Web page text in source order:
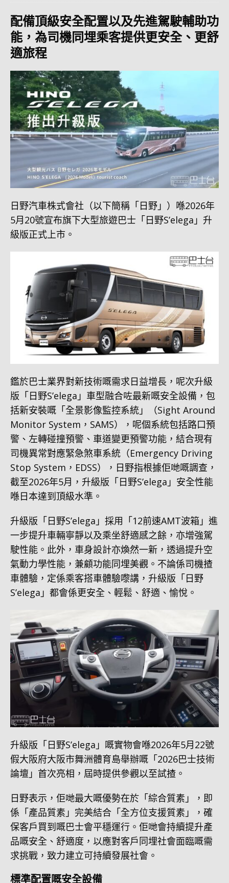
配備頂級安全配置以及先進駕駛輔助功
能，為司機同埋乘客提供更安全、更舒
適旅程
日野汽車株式會社（以下簡稱「日野」）喺2026年
5月20號宣布旗下大型旅遊巴士「日野S’elega」升
級版正式上市。
鑑於巴士業界對新技術嘅需求日益增長，呢次升級
版「日野S’elega」車型融合咗最新嘅安全設備，包
括新安裝嘅「全景影像監控系統」（Sight Around
Monitor System，SAMS），呢個系統包括路口預
警、左轉碰撞預警、車道變更預警功能，結合現有
司機異常對應緊急煞車系統（Emergency Driving
Stop System，EDSS），日野指根據佢哋嘅調查，
截至2026年5月，升級版「日野S’elega」安全性能
喺日本達到頂級水準。
升級版「日野S’elega」採用「12前速AMT波箱」進
一步提升車輛寧靜以及乘坐舒適感之餘，亦增強駕
駛性能。此外，車身設計亦煥然一新，透過提升空
氣動力學性能，兼顧功能同埋美觀。不論係司機揸
車體驗，定係乘客搭車體驗嚟講，升級版「日野
S’elega」都會係更安全、輕鬆、舒適、愉悅。
升級版「日野S’elega」嘅實物會喺2026年5月22號
假大阪府大阪市舞洲體育島舉辦嘅「2026巴士技術
論壇」首次亮相，屆時提供參觀以至試揸。
日野表示，佢哋最大嘅優勢在於「綜合質素」，即
係「產品質素」完美結合「全方位支援質素」，確
保客戶買到嘅巴士會平穩運行。佢哋會持續提升產
品嘅安全、舒適度，以應對客戶同埋社會面臨嘅需
求挑戰，致力建立可持續發展社會。
標準配置嘅安全設備